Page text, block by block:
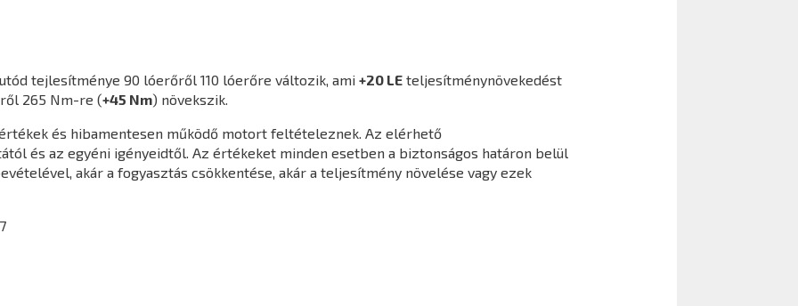
tejlesítménye 90 lóerőről 110 lóerőre változik, ami +20 LE teljesítménynövekedést
265 Nm-re (+45 Nm) növekszik.
és hibamentesen működő motort feltételeznek. Az elérhető
és az egyéni igényeidtől. Az értékeket minden esetben a biztonságos határon belül
akár a fogyasztás csökkentése, akár a teljesítmény növelése vagy ezek